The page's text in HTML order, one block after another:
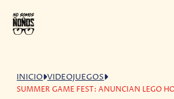
INICIO VIDEOJUEGOS
SUMMER GAME FEST: ANUNCIAN LEGO